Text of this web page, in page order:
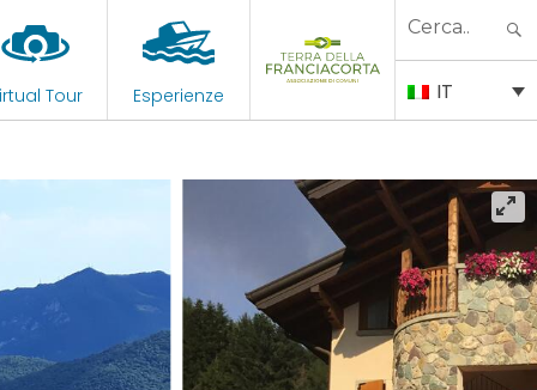
Tour Esperienze
Search
IT